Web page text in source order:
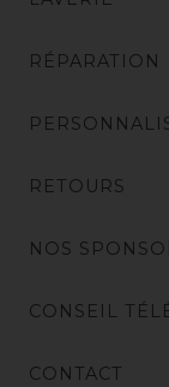
RÉPARATION
RETOURS
NOS
CONSEIL
CONTACT